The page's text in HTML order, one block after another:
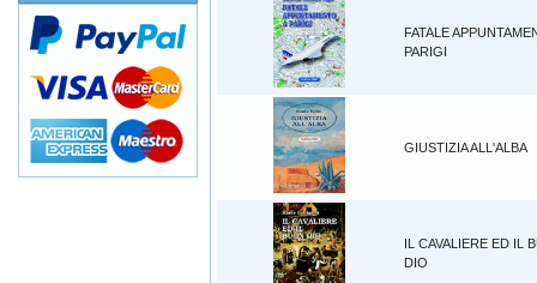
FATALE
PARIGI
GIUSTIZIA ALL'ALBA
IL CAVALIERE ED IL
DIO